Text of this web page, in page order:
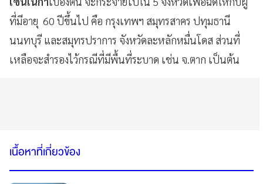
ที่มีอายุ 60 ปีขึ้นไป คือ กรุงเทพฯ สมุทรสาคร ปทุมธานี
นนทบุรี และสมุทรปราการ จังหวัดละหลักหมื่นโดส ส่วนที่
เหลือจะสำรองไว้กรณีที่มีพื้นที่ระบาด เช่น จ.ตาก เป็นต้น
เนื้อหาที่เกี่ยวข้อง